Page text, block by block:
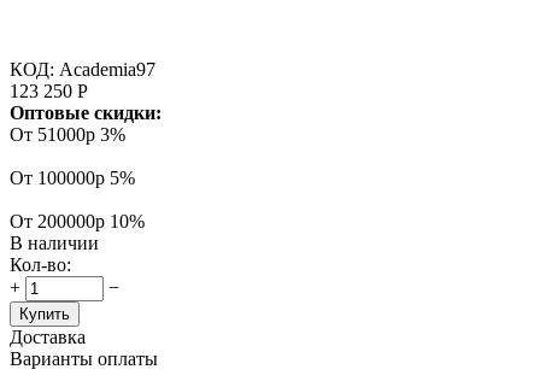
КОД: Academia97
123 250 Р
Оптовые скидки:
От 51000р 3%
От 100000р 5%
От 200000р 10%
В наличии
Кол-во:
+
−
Купить
Доставка
Варианты оплаты